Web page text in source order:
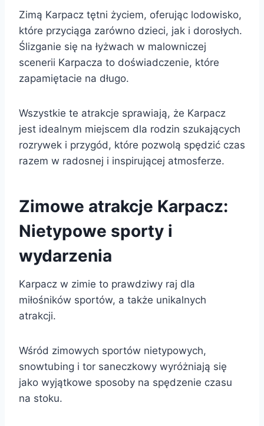
Zimą Karpacz tętni życiem, oferując lodowisko,
które przyciąga zarówno dzieci, jak i dorosłych.
Ślizganie się na łyżwach w malowniczej
scenerii Karpacza to doświadczenie, które
zapamiętacie na długo.
Wszystkie te atrakcje sprawiają, że Karpacz
jest idealnym miejscem dla rodzin szukających
rozrywek i przygód, które pozwolą spędzić czas
razem w radosnej i inspirującej atmosferze.
Zimowe atrakcje Karpacz:
Nietypowe sporty i
wydarzenia
Karpacz w zimie to prawdziwy raj dla
miłośników sportów, a także unikalnych
atrakcji.
Wśród zimowych sportów nietypowych,
snowtubing i tor saneczkowy wyróżniają się
jako wyjątkowe sposoby na spędzenie czasu
na stoku.